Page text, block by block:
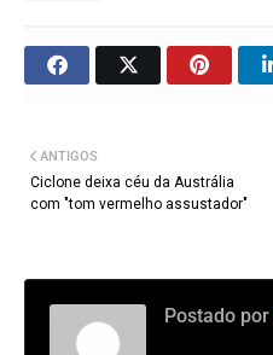
ANTIGOS
Ciclone deixa céu da Austrália
com "tom vermelho assustador"
Postado por